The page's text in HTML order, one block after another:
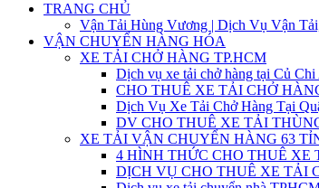
TRANG CHỦ
Vận Tải Hùng Vương | Dịch Vụ Vận
VẬN CHUYỂN HÀNG HÓA
XE TẢI CHỞ HÀNG TP.HCM
Dịch vụ xe tải chở hàng tại Củ
CHO THUÊ XE TẢI CHỞ
Dịch Vụ Xe Tải Chở Hàng Tại
DV CHO THUÊ XE TẢI
XE TẢI VẬN CHUYỂN HÀNG 63
4 HÌNH THỨC CHO THUÊ
DỊCH VỤ CHO THUÊ XE TẢI